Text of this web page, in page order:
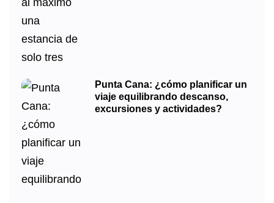
Punta Cana: ¿cómo planificar un
viaje equilibrando descanso,
excursiones y actividades?